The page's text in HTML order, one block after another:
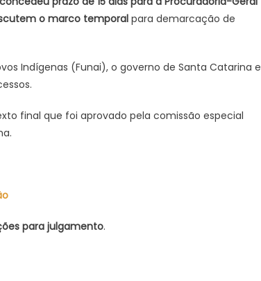
o marco temporalpara demarcação de
Indígenas (Funai), o governo de Santa Catarina e
final que foi aprovado pela comissão especial
para julgamento.